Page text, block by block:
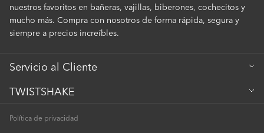
nuestros favoritos en bañeras, vajillas, biberones, cochecitos y
mucho más. Compra con nosotros de forma rápida, segura y
siempre a precios increíbles.
Servicio al Cliente
Servicio al Cliente
TWISTSHAKE
Sobre nosotros
Política de privacidad